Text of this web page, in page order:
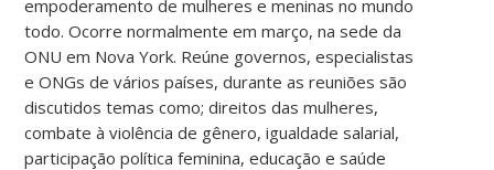
empoderamento de mulheres e meninas no mundo
todo. Ocorre normalmente em março, na sede da
ONU em Nova York. Reúne governos, especialistas
e ONGs de vários países, durante as reuniões são
discutidos temas como; direitos das mulheres,
combate à violência de gênero, igualdade salarial,
participação política feminina, educação e saúde